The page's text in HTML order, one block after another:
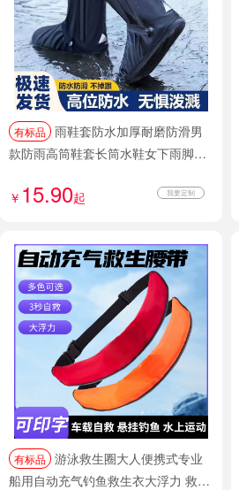
有标品
款防雨高筒鞋套长筒水鞋女下雨脚套
￥ 15.90起 我要定制
有标品
船用自动充气钓鱼救生衣大浮力 救生